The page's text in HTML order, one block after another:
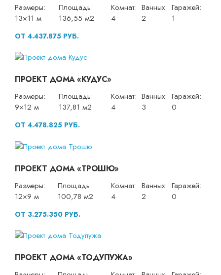
Размеры:
13×11 м
Площадь:
136,55 м2
Комнат:
4
Ванных:
2
Гаражей:
1
ОТ 4.437.875 РУБ.
ПРОЕКТ ДОМА «КУДУС»
Размеры:
9×12 м
Площадь:
137,81 м2
Комнат:
4
Ванных:
3
Гаражей:
0
ОТ 4.478.825 РУБ.
ПРОЕКТ ДОМА «ТРОШЮ»
Размеры:
12×9 м
Площадь:
100,78 м2
Комнат:
4
Ванных:
2
Гаражей:
0
ОТ 3.275.350 РУБ.
ПРОЕКТ ДОМА «ТОДУПУЖА»